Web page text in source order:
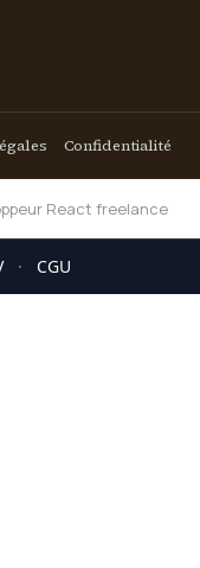
Confidentialité
React freelance
· CGU